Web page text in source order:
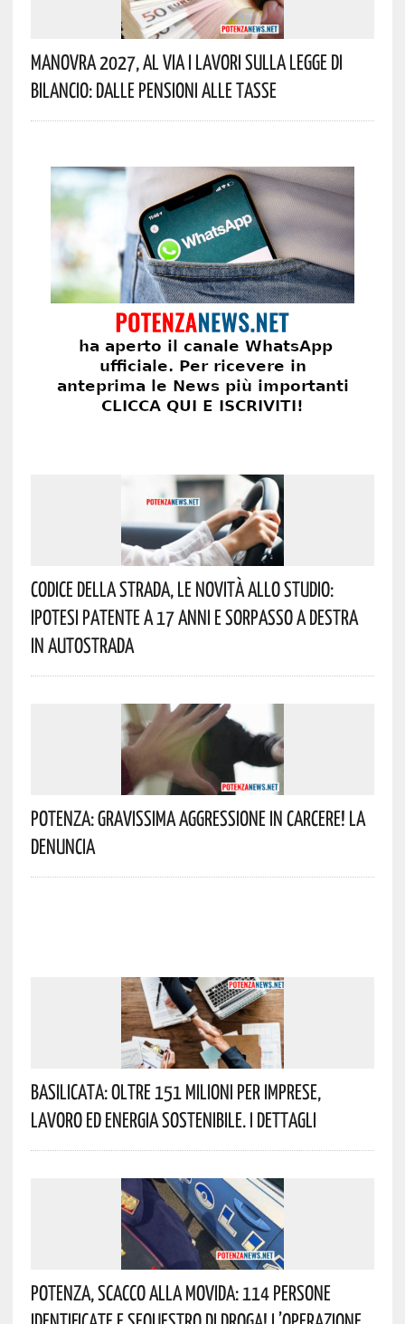
Manovra 2027, Al Via I Lavori Sulla Legge Di
Bilancio: Dalle Pensioni Alle Tasse
Codice Della Strada, Le Novità Allo Studio:
Ipotesi Patente A 17 Anni E Sorpasso A Destra
In Autostrada
Potenza: Gravissima Aggressione In Carcere! La
Denuncia
Basilicata: Oltre 151 Milioni Per Imprese,
Lavoro Ed Energia Sostenibile. I Dettagli
Potenza, Scacco Alla Movida: 114 Persone